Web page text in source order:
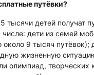
путёвки?
тысячи детей получат
числе: дети из семей
около 9 тысяч путёвок);
жизненную
олимпиад, творческих